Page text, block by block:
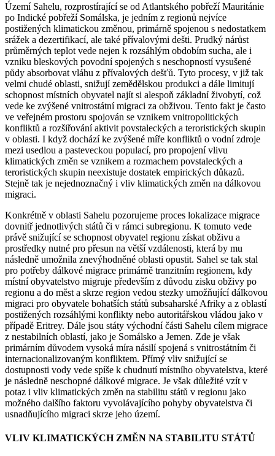
Území Sahelu, rozprostírající se od Atlantského pobřeží Mauritánie
po Indické pobřeží Somálska, je jedním z regionů nejvíce
postižených klimatickou změnou, primárně spojenou s nedostatkem
srážek a dezertifikací, ale také přívalovými dešti. Prudký nárůst
průměrných teplot vede nejen k rozsáhlým obdobím sucha, ale i
vzniku bleskových povodní spojených s neschopností vysušené
půdy absorbovat vláhu z přívalových dešťů. Tyto procesy, v již tak
velmi chudé oblasti, snižují zemědělskou produkci a dále limitují
schopnost místních obyvatel najít si alespoň základní živobytí, což
vede ke zvýšené vnitrostátní migraci za obživou. Tento fakt je často
ve veřejném prostoru spojován se vznikem vnitropolitických
konfliktů a rozšiřování aktivit povstaleckých a teroristických skupin
v oblasti. I když dochází ke zvýšené míře konfliktů o vodní zdroje
mezi usedlou a pasteveckou populací, pro propojení vlivu
klimatických změn se vznikem a rozmachem povstaleckých a
teroristických skupin neexistuje dostatek empirických důkazů.
Stejně tak je nejednoznačný i vliv klimatických změn na dálkovou
migraci.
Konkrétně v oblasti Sahelu pozorujeme proces lokalizace migrace
dovnitř jednotlivých států či v rámci subregionu. K tomuto vede
právě snižující se schopnost obyvatel regionu získat obživu a
prostředky nutné pro přesun na větší vzdálenosti, která by mu
následně umožnila znevýhodněné oblasti opustit. Sahel se tak stal
pro potřeby dálkové migrace primárně tranzitním regionem, kdy
místní obyvatelstvo migruje především z důvodu zisku obživy po
regionu a do měst a skrze region vedou stezky umožňující dálkovou
migraci pro obyvatele bohatších států subsaharské Afriky a z oblastí
postižených rozsáhlými konflikty nebo autoritářskou vládou jako v
případě Eritrey. Dále jsou státy východní části Sahelu cílem migrace
z nestabilních oblastí, jako je Somálsko a Jemen. Zde je však
primárním důvodem vysoká míra násilí spojená s vnitrostátním či
internacionalizovaným konfliktem. Přímý vliv snižující se
dostupnosti vody vede spíše k chudnutí místního obyvatelstva, které
je následně neschopné dálkové migrace. Je však důležité vzít v
potaz i vliv klimatických změn na stabilitu států v regionu jako
možného dalšího faktoru vyvolávajícího pohyby obyvatelstva či
usnadňujícího migraci skrze jeho území.
VLIV KLIMATICKÝCH ZMĚN NA STABILITU STÁTŮ